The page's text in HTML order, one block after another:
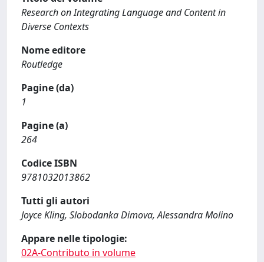
Research on Integrating Language and Content in
Diverse Contexts
Nome editore
Routledge
Pagine (da)
1
Pagine (a)
264
Codice ISBN
9781032013862
Tutti gli autori
Joyce Kling, Slobodanka Dimova, Alessandra Molino
Appare nelle tipologie:
02A-Contributo in volume